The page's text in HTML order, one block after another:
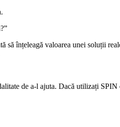
înțeleagă valoarea unei soluții
de a-l ajuta. Dacă utilizați